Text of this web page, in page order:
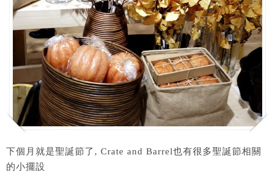
下個月就是聖誕節了, Crate and Barrel也有很多聖誕節相關
的小擺設